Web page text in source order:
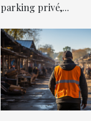
parking privé,...